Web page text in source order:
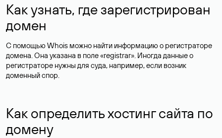
Как узнать, где зарегистрирован
домен
С помощью Whois можно найти информацию о регистраторе
домена. Она указана в поле «registrar». Иногда данные о
регистраторе нужны для суда, например, если возник
доменный спор.
Как определить хостинг сайта по
домену